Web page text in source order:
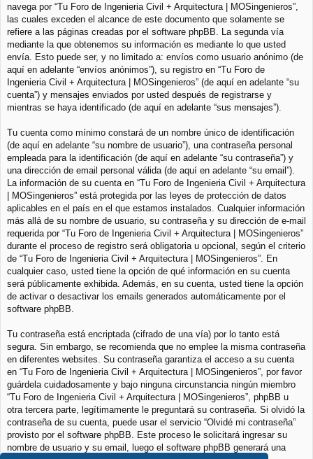
navega por “Tu Foro de Ingenieria Civil + Arquitectura | MOSingenieros”,
las cuales exceden el alcance de este documento que solamente se
refiere a las páginas creadas por el software phpBB. La segunda vía
mediante la que obtenemos su información es mediante lo que usted
envía. Esto puede ser, y no limitado a: envíos como usuario anónimo (de
aquí en adelante “envíos anónimos”), su registro en “Tu Foro de
Ingenieria Civil + Arquitectura | MOSingenieros” (de aquí en adelante “su
cuenta”) y mensajes enviados por usted después de registrarse y
mientras se haya identificado (de aquí en adelante “sus mensajes”).
Tu cuenta como mínimo constará de un nombre único de identificación
(de aquí en adelante “su nombre de usuario”), una contraseña personal
empleada para la identificación (de aquí en adelante “su contraseña”) y
una dirección de email personal válida (de aquí en adelante “su email”).
La información de su cuenta en “Tu Foro de Ingenieria Civil + Arquitectura
| MOSingenieros” está protegida por las leyes de protección de datos
aplicables en el país en el que estamos instalados. Cualquier información
más allá de su nombre de usuario, su contraseña y su dirección de e-mail
requerida por “Tu Foro de Ingenieria Civil + Arquitectura | MOSingenieros”
durante el proceso de registro será obligatoria u opcional, según el criterio
de “Tu Foro de Ingenieria Civil + Arquitectura | MOSingenieros”. En
cualquier caso, usted tiene la opción de qué información en su cuenta
será públicamente exhibida. Además, en su cuenta, usted tiene la opción
de activar o desactivar los emails generados automáticamente por el
software phpBB.
Tu contraseña está encriptada (cifrado de una vía) por lo tanto está
segura. Sin embargo, se recomienda que no emplee la misma contraseña
en diferentes websites. Su contraseña garantiza el acceso a su cuenta
en “Tu Foro de Ingenieria Civil + Arquitectura | MOSingenieros”, por favor
guárdela cuidadosamente y bajo ninguna circunstancia ningún miembro
“Tu Foro de Ingenieria Civil + Arquitectura | MOSingenieros”, phpBB u
otra tercera parte, legítimamente le preguntará su contraseña. Si olvidó la
contraseña de su cuenta, puede usar el servicio “Olvidé mi contraseña”
provisto por el software phpBB. Este proceso le solicitará ingresar su
nombre de usuario y su email, luego el software phpBB generará una